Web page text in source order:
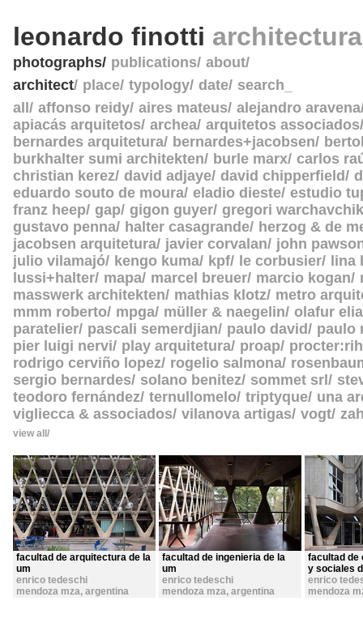
leonardo finotti
photographs publications about
architect place typology date search_
all
affonso reidy aires mateus alejandro aravena
apiacás arquitetos archea arquitetos associados
bernardes arquitetura
bernardes+jacobsen
burkhalter sumi architekten
burle marx carlos
christian kerez david adjaye david chipperfield
eduardo souto de moura eladio dieste estudio
franz heep gap gigon guyer gregori warchavchik
gustavo penna
halter casagrande
herzog & de
jacobsen arquitetura javier corvalan
john
julio vilamajó
kengo kuma kpf le corbusier
lina
lussi+halter mapa marcel breuer marcio kogan
masswerk architekten
mathias klotz metro
mmm roberto mpga müller & naegelin olafur
paratelier pascali semerdjian paulo david
paulo
pier luigi nervi
play arquitetura proap
rodrigo cerviño lopez rogelio salmona
sergio bernardes
solano benitez sommet srl
teodoro fernández ternullomelo triptyque una
vigliecca & associados vilanova artigas vogt
view all
facultad de arquitectura de la
um
enrico tedeschi
mendoza mza, argentina
facultad de ingenieria de la
um
enrico tedeschi
mendoza mza, argentina
facultad de
y sociales
enrico
mendoza